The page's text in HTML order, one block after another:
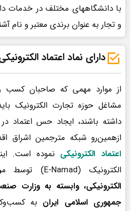
با دانشگاههای مختلف در خدمات
و تجار به عنوان برندی معتبر و نام
دارای نماد اعتماد
از موارد مهمی که صاحبان کسب
مشاغل حوزه تجارت الکترونیک
داشته باشند، ایجاد حس اعتماد
ازهمین‌رو شبکه مترجمین اشراق
اعتماد الکترونیکی نموده است.
الکترونیک (E-Namad) توسط م
الکترونیکی، وابسته به وزارت
جمهوری اسلامی ایران به